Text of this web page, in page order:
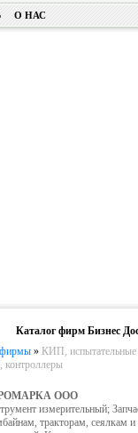
О НАС
Каталог фирм Бизнес
» КИП, испытательные
контроллеры
ООО
измерительный;
тракторам, сеялкам